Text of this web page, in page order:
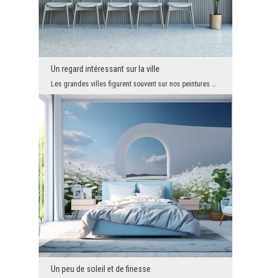
Un regard intéressant sur la ville
Les grandes villes figurent souvent sur nos peintures murales et nous savons que vous les aimez. ...
Un peu de soleil et de finesse